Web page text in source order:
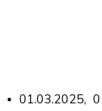
01.03.2025